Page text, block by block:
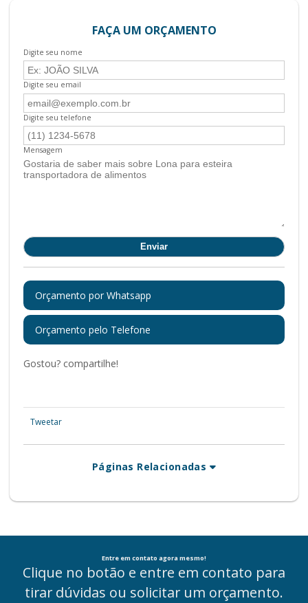
FAÇA UM ORÇAMENTO
Digite seu nome
Digite seu email
Digite seu telefone
Mensagem
Orçamento por Whatsapp
Orçamento pelo Telefone
Gostou? compartilhe!
Tweetar
Páginas Relacionadas
Entre em contato agora mesmo!
Clique no botão e entre em contato para
tirar dúvidas ou solicitar um orçamento.